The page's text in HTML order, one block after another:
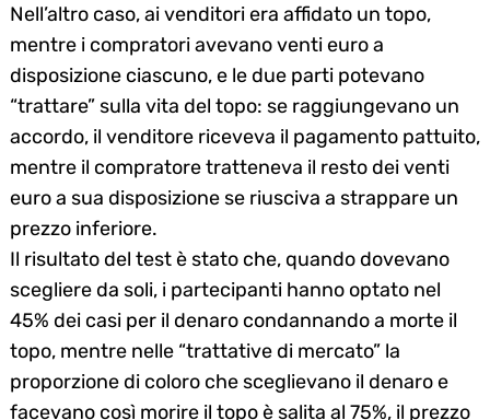
Nell’altro caso, ai venditori era affidato un topo,
mentre i compratori avevano venti euro a
disposizione ciascuno, e le due parti potevano
“trattare” sulla vita del topo: se raggiungevano un
accordo, il venditore riceveva il pagamento pattuito,
mentre il compratore tratteneva il resto dei venti
euro a sua disposizione se riusciva a strappare un
prezzo inferiore.
Il risultato del test è stato che, quando dovevano
scegliere da soli, i partecipanti hanno optato nel
45% dei casi per il denaro condannando a morte il
topo, mentre nelle “trattative di mercato” la
proporzione di coloro che sceglievano il denaro e
facevano così morire il topo è salita al 75%, il prezzo